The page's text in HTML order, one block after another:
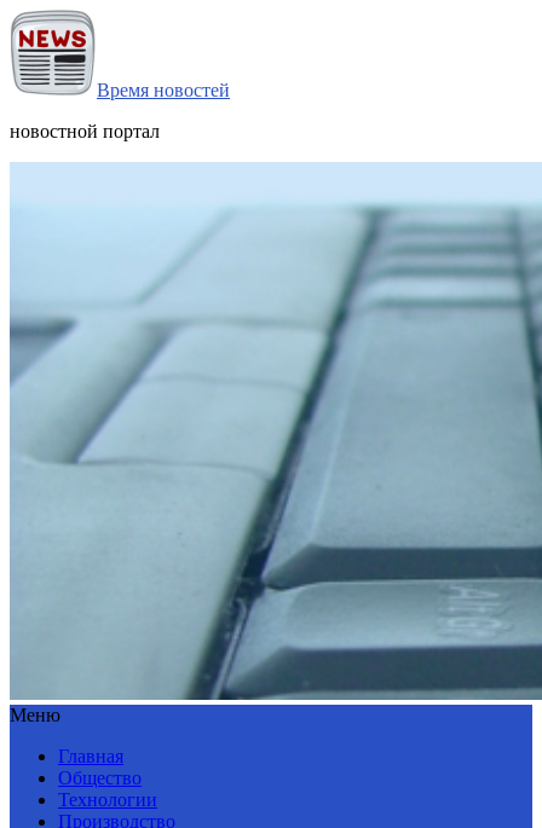
Время новостей
новостной портал
Меню
Главная
Общество
Технологии
Производство